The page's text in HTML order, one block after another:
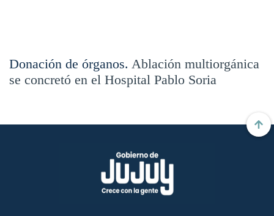
Donación de órganos. Ablación multiorgánica
se concretó en el Hospital Pablo Soria